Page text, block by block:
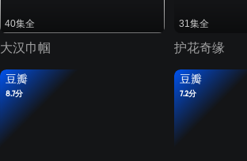
40集全
大汉巾帼
31集全
护花奇缘
豆瓣
8.7分
豆瓣
7.2分